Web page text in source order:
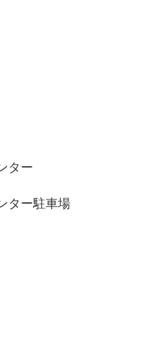
ター
ター駐車場